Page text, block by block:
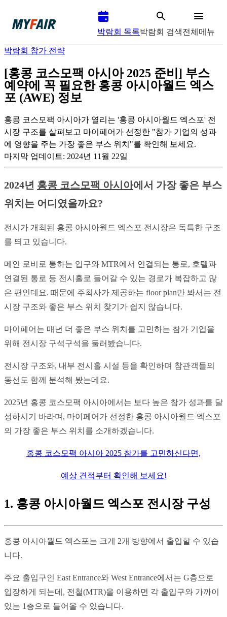
박람회 목록박람회 검색전체메뉴
박람회 참가 전략
[홍콩 코스모팩 아시아 2025 준비] 부스
예약에 꼭 필요한 홍콩 아시아월드 엑스
포 (AWE) 정보
홍콩 코스모팩 아시아가 열리는 '홍콩 아시아월드 엑스포' 전
시장 구조를 살펴보고 마이페어가 선정한 "참가 기업의 성과
에 영향을 주는 가장 좋은 부스 위치"를 확인해 보세요.
마지막 업데이트: 2024년 11월 22일
2024년 홍콩 코스모팩 아시아에서 가장 좋은 부스
위치는 어디였을까요?
전시가 개최된 홍콩 아시아월드 엑스포 전시장은 독특한 구조
를 띄고 있습니다.
메인 로비로 통하는 입구와 MTR에서 연결되는 통로, 호텔과
연결된 통로 등 전시홀로 들어갈 수 있는 경로가 복잡하고 많
은 편인데요. 때문에 주최사가 제공하는 floor plan만 봐서는 전
시장 구조와 좋은 부스 위치 찾기가 쉽지 않습니다.
마이페어는 매년 더 좋은 부스 위치를 고민하는 참가 기업을
위해 전시장 구석구석을 둘러봤습니다.
전시장 구조와, 내부 전시홀 시설 등을 확인하며 참관객들의
동선도 함께 분석해 봤는데요.
2025년 홍콩 코스모팩 아시아에서는 보다 높은 참가 성과를 달
성하시기 바라며, 마이페어가 선정한 홍콩 아시아월드 엑스포
의 가장 좋은 부스 위치를 소개하겠습니다.
홍콩 코스모팩 아시아 2025 참가를 고민하신다면,
예상 견적부터 확인해 보세요!
1. 홍콩 아시아월드 엑스포 전시장 구성
홍콩 아시아월드 엑스포는 크게 2개 방향에서 출입할 수 있습
니다.
주요 출입구인 East Entrance와 West Entrance에서는 G층으로
입장하게 되는데, 전철(MTR)을 이용하면 각 출입구와 가까이
있는 1층으로 들어올 수 있습니다.